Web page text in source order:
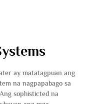
ay matatagpuan ang
na nagpapabago sa
sophisticted na